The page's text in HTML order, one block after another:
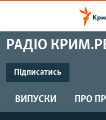
Перейти
до
основного
матеріалу
основної
НОВИНИ
ВОДА.КРИМ
РАДІО
Підписатись
ВИПУСКИ ПРО